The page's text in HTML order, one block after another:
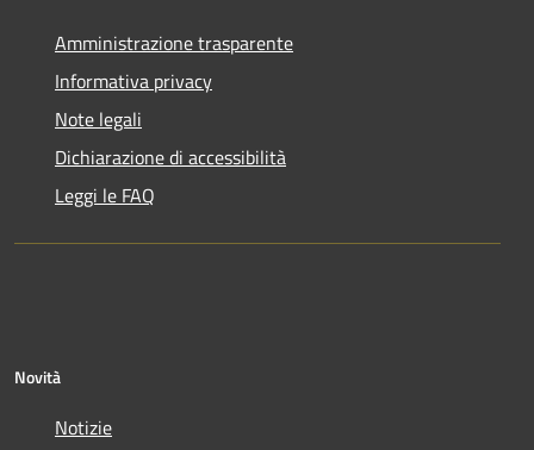
Amministrazione trasparente
Informativa privacy
Note legali
Dichiarazione di accessibilità
Leggi le FAQ
Novità
Notizie